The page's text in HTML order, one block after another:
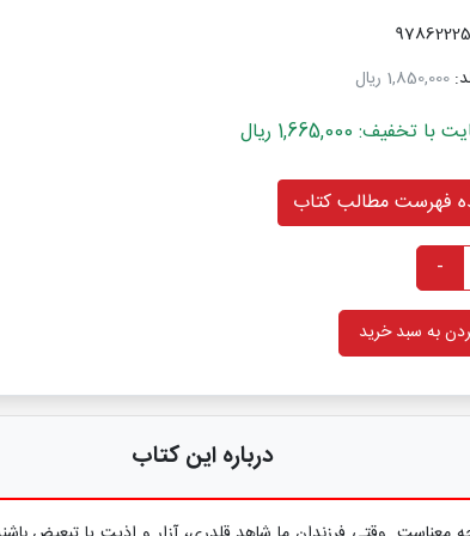
1,850,000 ریال
1,665,000 ریال
فهرست مطالب کتاب
-
به سبد خرید
درباره این کتاب